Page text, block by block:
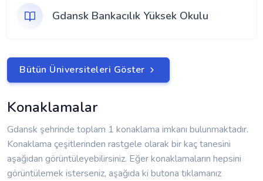
Gdansk Bankacılık Yüksek Okulu
Bütün Üniversiteleri Göster
Konaklamalar
Gdansk şehrinde toplam 1 konaklama imkanı bulunmaktadır.
Konaklama çeşitlerinden rastgele olarak bir kaç tanesini
aşağıdan görüntüleyebilirsiniz. Eğer konaklamaların hepsini
görüntülemek isterseniz, aşağıda ki butona tıklamanız